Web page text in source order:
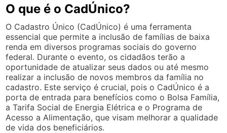
O que é o CadÚnico?
O Cadastro Único (CadÚnico) é uma ferramenta
essencial que permite a inclusão de famílias de baixa
renda em diversos programas sociais do governo
federal. Durante o evento, os cidadãos terão a
oportunidade de atualizar seus dados ou até mesmo
realizar a inclusão de novos membros da família no
cadastro. Este serviço é crucial, pois o CadÚnico é a
porta de entrada para benefícios como o Bolsa Família,
a Tarifa Social de Energia Elétrica e o Programa de
Acesso a Alimentação, que visam melhorar a qualidade
de vida dos beneficiários.